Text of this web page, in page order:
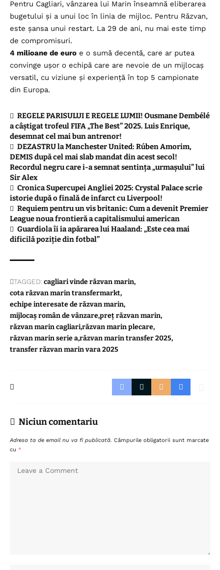
Pentru Cagliari, vânzarea lui Marin înseamnă eliberarea
bugetului și a unui loc în linia de mijloc. Pentru Răzvan,
este șansa unui restart. La 29 de ani, nu mai este timp
de compromisuri.
4 milioane de euro e o sumă decentă, care ar putea
convinge ușor o echipă care are nevoie de un mijlocaș
versatil, cu viziune și experiență în top 5 campionate
din Europa.
REGELE PARISULUI E REGELE LUMII! Ousmane Dembélé
a câștigat trofeul FIFA „The Best” 2025. Luis Enrique,
desemnat cel mai bun antrenor!
DEZASTRU la Manchester United: Rúben Amorim,
DEMIS după cel mai slab mandat din acest secol!
Recordul negru care i-a semnat sentința „urmașului” lui
Sir Alex
Cronica Supercupei Angliei 2025: Crystal Palace scrie
istorie după o finală de infarct cu Liverpool!
Requiem pentru un vis britanic: Cum a devenit Premier
League noua frontieră a capitalismului american
Guardiola îi ia apărarea lui Haaland: „Este cea mai
dificilă poziție din fotbal”
TAGGED:cagliari vinde răzvan marin
cota răzvan marin transfermarkt
echipe interesate de răzvan marin
mijlocaș român de vânzarepreț răzvan marin
răzvan marin cagliarirăzvan marin plecare
răzvan marin serie arăzvan marin transfer 2025
transfer răzvan marin vara 2025
Niciun comentariu
Adresa ta de email nu va fi publicată. Câmpurile obligatorii sunt marcate
cu *